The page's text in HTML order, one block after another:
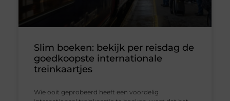
Slim boeken: bekijk per reisdag de
goedkoopste internationale
treinkaartjes
Wie ooit geprobeerd heeft een voordelig